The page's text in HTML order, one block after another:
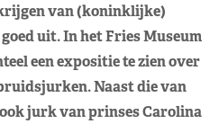
van (koninklijke)
uit. In het Fries Museum
een expositie te zien over
Naast die van
jurk van prinses Carolina